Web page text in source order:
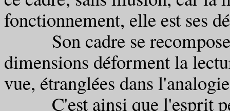
fonctionnement, elle est ses
Son cadre se recompose
dimensions déforment la
vue, étranglées dans
C'est ainsi que l'esprit